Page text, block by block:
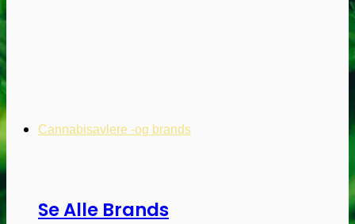
Cannabisavlere -og brands
Se Alle Brands